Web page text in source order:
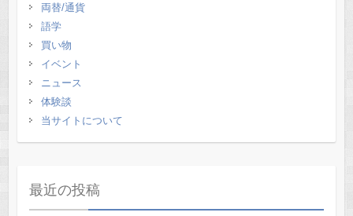
両替/通貨
語学
買い物
イベント
ニュース
体験談
当サイトについて
最近の投稿